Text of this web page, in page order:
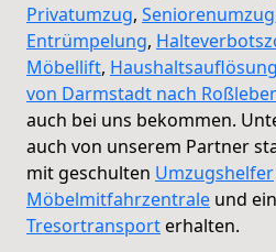
Privatumzug, Seniorenumzug
Entrümpelung,
Möbellift, Haushaltsauflösung
von Darmstadt nach
auch bei uns bekommen.
auch von unserem Partner
mit geschulten Umzugshelfer
Möbelmitfahrzentrale und
Tresortransporterhalten.